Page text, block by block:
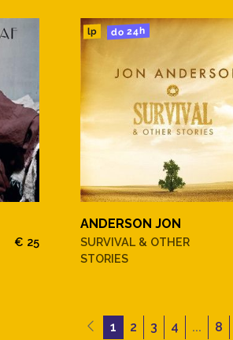
€ 25
lp do 24h
ANDERSON JON
SURVIVAL & OTHER
STORIES
1 2 3 4 ... 8